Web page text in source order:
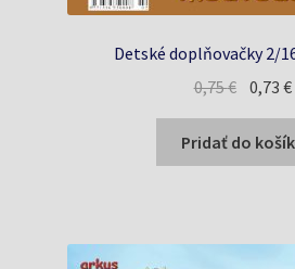
Detské doplňovačky 2/
0,75€ Pôvodná
bola:
0,75 €.
0,73€
Pridať do